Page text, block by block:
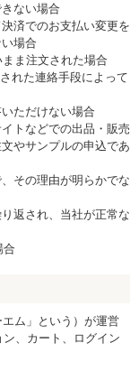
ない場合
済でのお支払い変更を
場合
ま注文された場合
れた連絡手段によって
ただけない場合
トなどでの出品・販売
やサンプルの申込であ
その理由が明らかでな
返され、当社が正常な
合
エム」という）が運営
、カート、ログイン